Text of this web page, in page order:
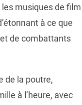
musiques de film
à ce que
de combattants
de la poutre,
à l’heure, avec